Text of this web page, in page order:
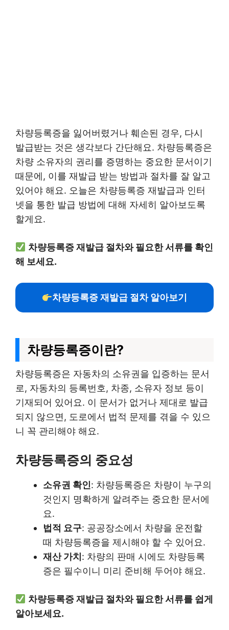
차량등록증을 잃어버렸거나 훼손된 경우, 다시
발급받는 것은 생각보다 간단해요. 차량등록증은
차량 소유자의 권리를 증명하는 중요한 문서이기
때문에, 이를 재발급 받는 방법과 절차를 잘 알고
있어야 해요. 오늘은 차량등록증 재발급과 인터
넷을 통한 발급 방법에 대해 자세히 알아보도록
할게요.
차량등록증 재발급 절차와 필요한 서류를 확인
해 보세요.
차량등록증 재발급 절차 알아보기
차량등록증이란?
차량등록증은 자동차의 소유권을 입증하는 문서
로, 자동차의 등록번호, 차종, 소유자 정보 등이
기재되어 있어요. 이 문서가 없거나 제대로 발급
되지 않으면, 도로에서 법적 문제를 겪을 수 있으
니 꼭 관리해야 해요.
차량등록증의 중요성
소유권 확인: 차량등록증은 차량이 누구의
것인지 명확하게 알려주는 중요한 문서에
요.
법적 요구: 공공장소에서 차량을 운전할
때 차량등록증을 제시해야 할 수 있어요.
재산 가치 : 차량의 판매 시에도 차량등록
증은 필수이니 미리 준비해 두어야 해요.
차량등록증 재발급 절차와 필요한 서류를 쉽게
알아보세요.